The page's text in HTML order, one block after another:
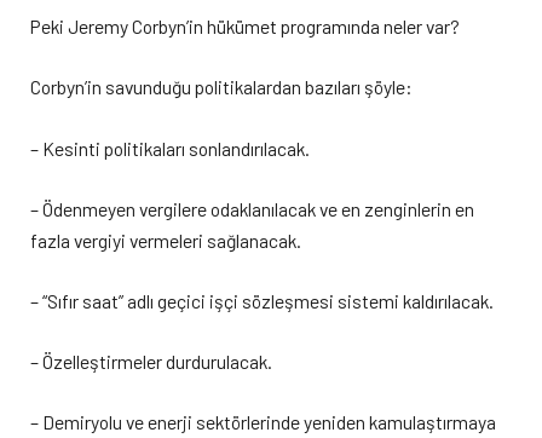
Peki Jeremy Corbyn’in hükümet programında neler var?
Corbyn’in savunduğu politikalardan bazıları şöyle:
– Kesinti politikaları sonlandırılacak.
– Ödenmeyen vergilere odaklanılacak ve en zenginlerin en
fazla vergiyi vermeleri sağlanacak.
– “Sıfır saat” adlı geçici işçi sözleşmesi sistemi kaldırılacak.
– Özelleştirmeler durdurulacak.
– Demiryolu ve enerji sektörlerinde yeniden kamulaştırmaya